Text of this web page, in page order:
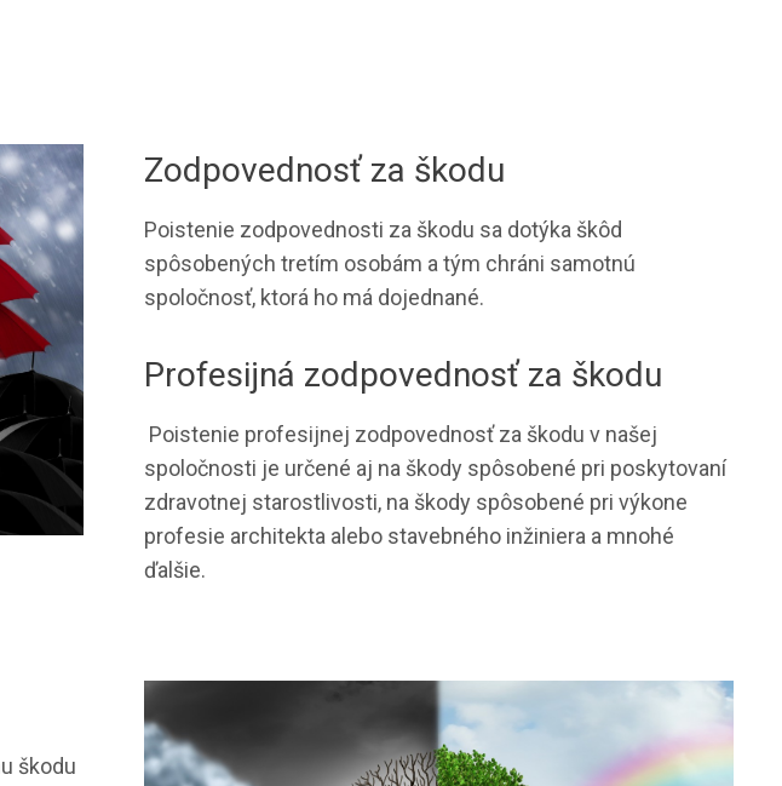
Zodpovednosť za škodu
Poistenie zodpovednosti za škodu sa dotýka škôd
spôsobených tretím osobám a tým chráni samotnú
spoločnosť, ktorá ho má dojednané.
Profesijná zodpovednosť za škodu
Poistenie profesijnej zodpovednosť za škodu v našej
spoločnosti je určené aj na škody spôsobené pri poskytovaní
zdravotnej starostlivosti, na škody spôsobené pri výkone
profesie architekta alebo stavebného inžiniera a mnohé
ďalšie.
škodu